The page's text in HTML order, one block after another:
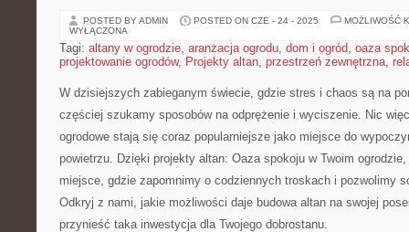
POSTED BY ADMIN POSTED ON CZE - 24 - 2025
MOŻLIWOŚĆ
WYŁĄCZONA
Tagi: altany w ogrodzie, aranżacja ogrodu, dom i ogród, oaza
projektowanie ogrodów, Projekty altan, przestrzeń zewnętrzna,
W dzisiejszych zabieganym świecie, gdzie stres i chaos są na
częściej szukamy sposobów na odprężenie i wyciszenie. Nic
ogrodowe stają się coraz popularniejsze jako miejsce do
powietrzu. Dzięki projekty altan: Oaza spokoju w Twoim
miejsce, gdzie zapomnimy o​ codziennych troskach i pozwolimy
Odkryj z nami, jakie możliwości daje budowa⁣ altan na swojej
przynieść taka inwestycja dla Twojego⁣ dobrostanu.